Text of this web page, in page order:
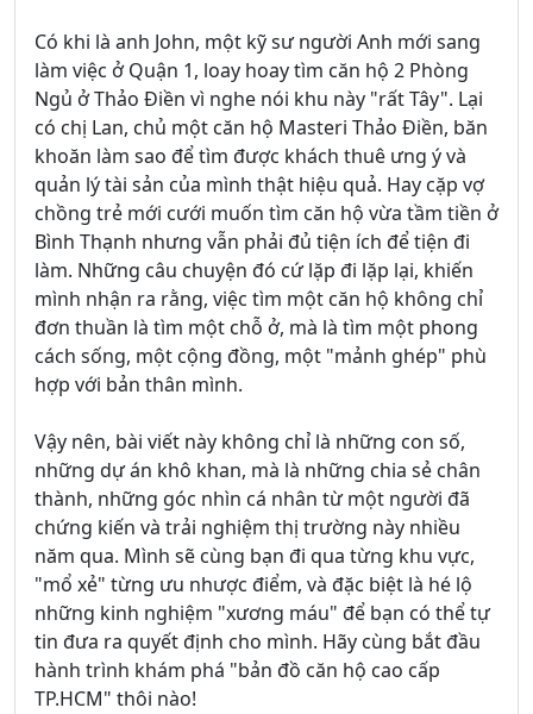
Có khi là anh John, một kỹ sư người Anh mới sang
làm việc ở Quận 1, loay hoay tìm căn hộ 2 Phòng
Ngủ ở Thảo Điền vì nghe nói khu này "rất Tây". Lại
có chị Lan, chủ một căn hộ Masteri Thảo Điền, băn
khoăn làm sao để tìm được khách thuê ưng ý và
quản lý tài sản của mình thật hiệu quả. Hay cặp vợ
chồng trẻ mới cưới muốn tìm căn hộ vừa tầm tiền ở
Bình Thạnh nhưng vẫn phải đủ tiện ích để tiện đi
làm. Những câu chuyện đó cứ lặp đi lặp lại, khiến
mình nhận ra rằng, việc tìm một căn hộ không chỉ
đơn thuần là tìm một chỗ ở, mà là tìm một phong
cách sống, một cộng đồng, một "mảnh ghép" phù
hợp với bản thân mình.
Vậy nên, bài viết này không chỉ là những con số,
những dự án khô khan, mà là những chia sẻ chân
thành, những góc nhìn cá nhân từ một người đã
chứng kiến và trải nghiệm thị trường này nhiều
năm qua. Mình sẽ cùng bạn đi qua từng khu vực,
"mổ xẻ" từng ưu nhược điểm, và đặc biệt là hé lộ
những kinh nghiệm "xương máu" để bạn có thể tự
tin đưa ra quyết định cho mình. Hãy cùng bắt đầu
hành trình khám phá "bản đồ căn hộ cao cấp
TP.HCM" thôi nào!